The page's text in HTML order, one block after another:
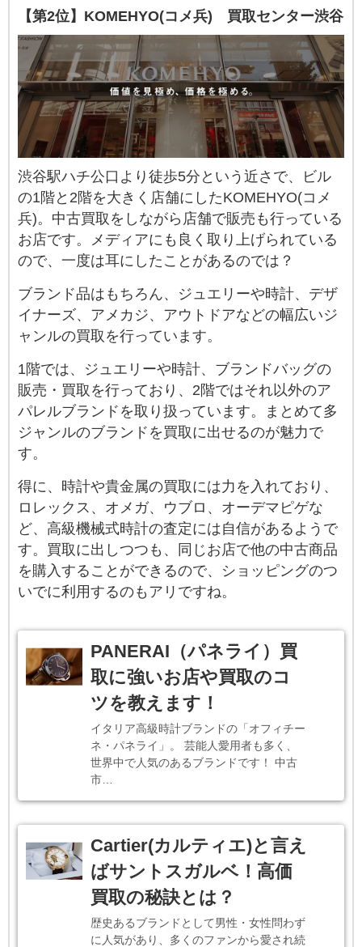
【第2位】KOMEHYO(コメ兵) 買取センター渋谷
渋谷駅ハチ公口より徒歩5分という近さで、ビル
の1階と2階を大きく店舗にしたKOMEHYO(コメ
兵)。中古買取をしながら店舗で販売も行っている
お店です。メディアにも良く取り上げられている
ので、一度は耳にしたことがあるのでは？
ブランド品はもちろん、ジュエリーや時計、デザ
イナーズ、アメカジ、アウトドアなどの幅広いジ
ャンルの買取を行っています。
1階では、ジュエリーや時計、ブランドバッグの
販売・買取を行っており、2階ではそれ以外のア
パレルブランドを取り扱っています。まとめて多
ジャンルのブランドを買取に出せるのが魅力で
す。
得に、時計や貴金属の買取には力を入れており、
ロレックス、オメガ、ウブロ、オーデマピゲな
ど、高級機械式時計の査定には自信があるようで
す。買取に出しつつも、同じお店で他の中古商品
を購入することができるので、ショッピングのつ
いでに利用するのもアリですね。
PANERAI（パネライ）買
取に強いお店や買取のコ
ツを教えます！
イタリア高級時計ブランドの「オフィチー
ネ・パネライ」。 芸能人愛用者も多く、
世界中で人気のあるブランドです！ 中古
市…
Cartier(カルティエ)と言え
ばサントスガルベ！高価
買取の秘訣とは？
歴史あるブランドとして男性・女性問わず
に人気があり、多くのファンから愛され続